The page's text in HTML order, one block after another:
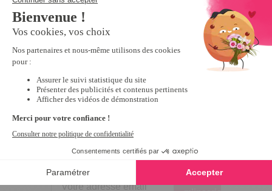
Inscrivez-vous à notre
newsletter
10€ offerts
dès 30€ d’achats - condition dans votre e-mail de confirmation
Recevez nos nouveautés et avantages exclusifs par email